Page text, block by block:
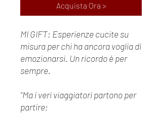
Acquista Ora >
MI GIFT: Esperienze cucite su
misura per chi ha ancora voglia di
emozionarsi. Un ricordo è per
sempre.
"Ma i veri viaggiatori partono per
partire;